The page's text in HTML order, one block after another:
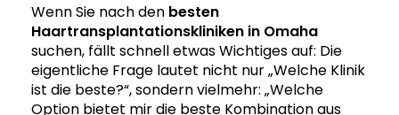
Wenn Sie nach den besten
Haartransplantationskliniken in Omaha
suchen, fällt schnell etwas Wichtiges auf: Die
eigentliche Frage lautet nicht nur „Welche Klinik
ist die beste?“, sondern vielmehr: „Welche
Option bietet mir die beste Kombination aus